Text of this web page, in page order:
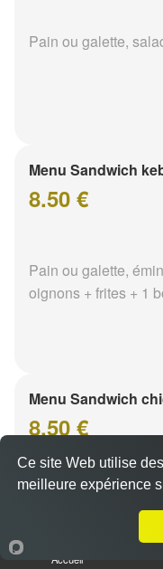
Pain ou galette,
Menu Sandwich
8.50 €
Pain ou galette,
oignons + frites + 1
Menu Sandwich
8.50 €
Pain ou galette,
oignons + frites + 1
Accueil
Ce site Web utilise
meilleure expérience